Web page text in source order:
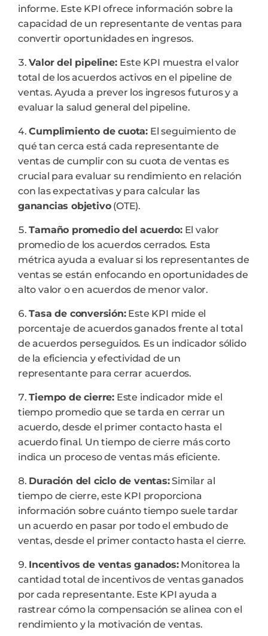
informe. Este KPI ofrece información sobre la
capacidad de un representante de ventas para
convertir oportunidades en ingresos.
Valor del pipeline: Este KPI muestra el valor
total de los acuerdos activos en el pipeline de
ventas. Ayuda a prever los ingresos futuros y a
evaluar la salud general del pipeline.
Cumplimiento de cuota: El seguimiento de
qué tan cerca está cada representante de
ventas de cumplir con su cuota de ventas es
crucial para evaluar su rendimiento en relación
con las expectativas y para calcular las
ganancias objetivo(OTE).
Tamaño promedio del acuerdo:El valor
promedio de los acuerdos cerrados. Esta
métrica ayuda a evaluar si los representantes de
ventas se están enfocando en oportunidades de
alto valor o en acuerdos de menor valor.
Tasa de conversión:Este KPI mide el
porcentaje de acuerdos ganados frente al total
de acuerdos perseguidos. Es un indicador sólido
de la eficiencia y efectividad de un
representante para cerrar acuerdos.
Tiempo de cierre: Este indicador mide el
tiempo promedio que se tarda en cerrar un
acuerdo, desde el primer contacto hasta el
acuerdo final. Un tiempo de cierre más corto
indica un proceso de ventas más eficiente.
Duración del ciclo de ventas:Similar al
tiempo de cierre, este KPI proporciona
información sobre cuánto tiempo suele tardar
un acuerdo en pasar por todo el embudo de
ventas, desde el primer contacto hasta el cierre.
Incentivos de ventas ganados:Monitorea la
cantidad total de incentivos de ventas ganados
por cada representante. Este KPI ayuda a
rastrear cómo la compensación se alinea con el
rendimiento y la motivación de ventas.